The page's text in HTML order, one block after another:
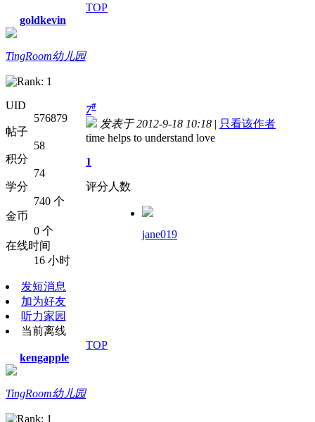
TOP
goldkevin
TingRoom幼儿园
UID
576879
帖子
58
积分
74
学分
740 个
金币
0 个
在线时间
16 小时
发短消息
加为好友
听力家园
当前离线
7#
发表于 2012-9-18 10:18 | 只看该作者
time helps to understand love
1
评分人数
jane019
TOP
kengapple
TingRoom幼儿园